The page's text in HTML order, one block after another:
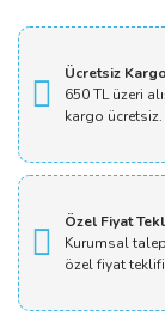
Ücretsiz Kargo
650 TL üzeri
kargo ücretsiz.
Özel Fiyat
Kurumsal
özel fiyat teklifi